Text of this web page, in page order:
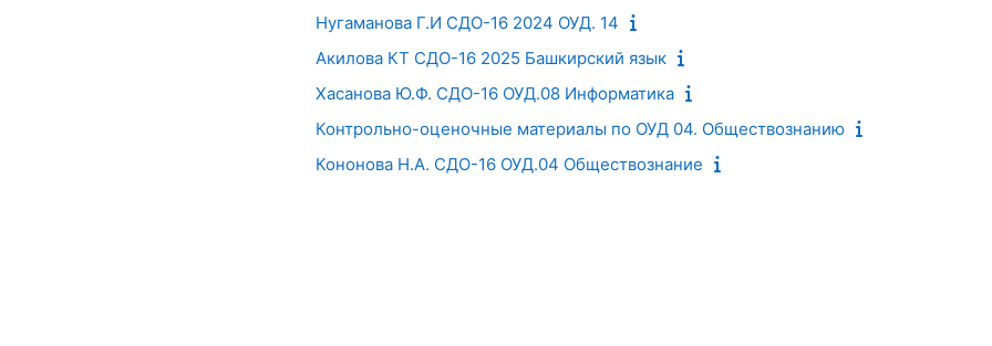
Нугаманова Г.И СДО-16 2024 ОУД. 14
Акилова КТ СДО-16 2025 Башкирский язык
Хасанова Ю.Ф. СДО-16 ОУД.08 Информатика
Контрольно-оценочные материалы по ОУД 04. Обществознанию
Кононова Н.А. СДО-16 ОУД.04 Обществознание